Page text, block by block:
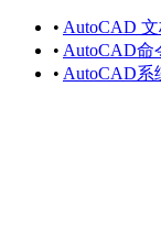
• AutoCAD
• AutoCAD命
• AutoCAD系